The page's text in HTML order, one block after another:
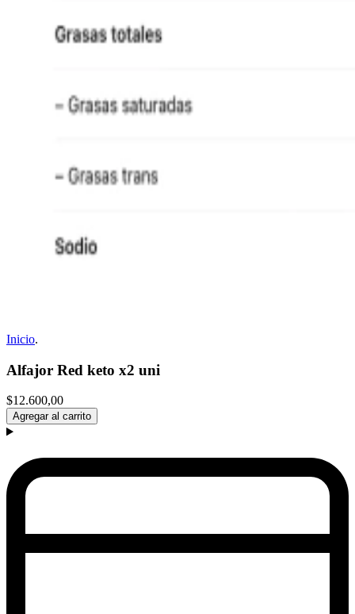
Inicio.
Alfajor Red keto x2 uni
$12.600,00
Agregar al carrito